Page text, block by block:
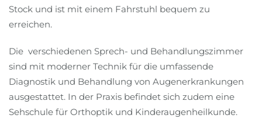
Stock und ist mit einem Fahrstuhl bequem zu
erreichen.
Die verschiedenen Sprech- und Behandlungszimmer
sind mit moderner Technik für die umfassende
Diagnostik und Behandlung von Augenerkrankungen
ausgestattet. In der Praxis befindet sich zudem eine
Sehschule für Orthoptik und Kinderaugenheilkunde.